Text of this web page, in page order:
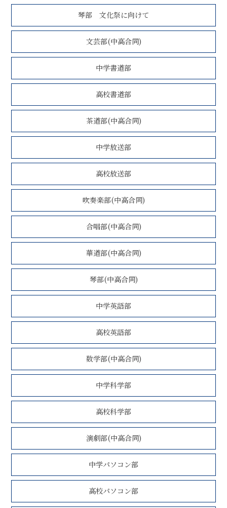
琴部 文化祭に向けて
文芸部(中高合同)
中学書道部
高校書道部
茶道部(中高合同)
中学放送部
高校放送部
吹奏楽部(中高合同)
合唱部(中高合同)
華道部(中高合同)
琴部(中高合同)
中学英語部
高校英語部
数学部(中高合同)
中学科学部
高校科学部
演劇部(中高合同)
中学パソコン部
高校パソコン部